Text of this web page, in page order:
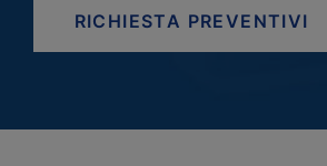
RICHIESTA PREVENTIVI